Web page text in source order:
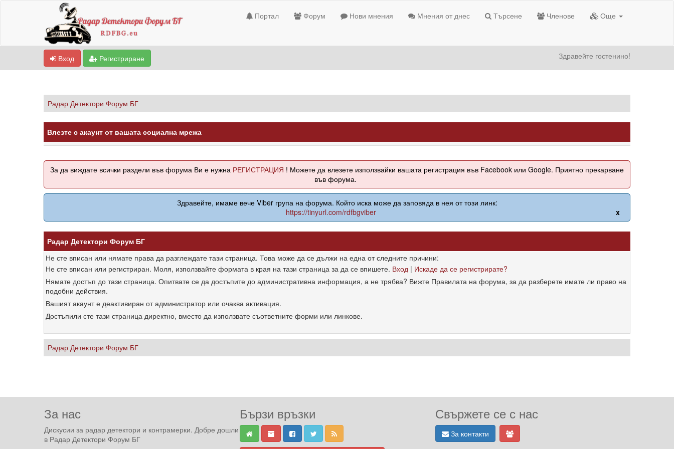
Портал Форум Нови мнения Мнения от днес Търсене Членове Още
Вход Регистриране Здравейте гостенино!
Радар Детектори Форум БГ
Влезте с акаунт от вашата социална мрежа
За да виждате всички раздели във форума Ви е нужна РЕГИСТРАЦИЯ ! Можете да влезете използвайки вашата регистрация във Facebook или Google. Приятно прекарване
във форума.
Здравейте, имаме вече Viber група на форума. Който иска може да заповяда в нея от този линк:
https://tinyurl.com/rdfbgviber
x
Радар Детектори Форум БГ
Не сте вписан или нямате права да разглеждате тази страница. Това може да се дължи на една от следните причини:
Не сте вписан или регистриран. Моля, използвайте формата в края на тази страница за да се впишете. Вход | Искаде да се регистрирате?
Нямате достъп до тази страница. Опитвате се да достъпите до административна информация, а не трябва? Вижте Правилата на форума, за да разберете имате ли право на
подобни действия.
Вашият акаунт е деактивиран от администратор или очаква активация.
Достъпили сте тази страница директно, вместо да използвате съответните форми или линкове.
Радар Детектори Форум БГ
За нас
Дискусии за радар детектори и контрамерки. Добре дошли
в Радар Детектори Форум БГ
Бързи връзки Свържете се с нас
За контакти